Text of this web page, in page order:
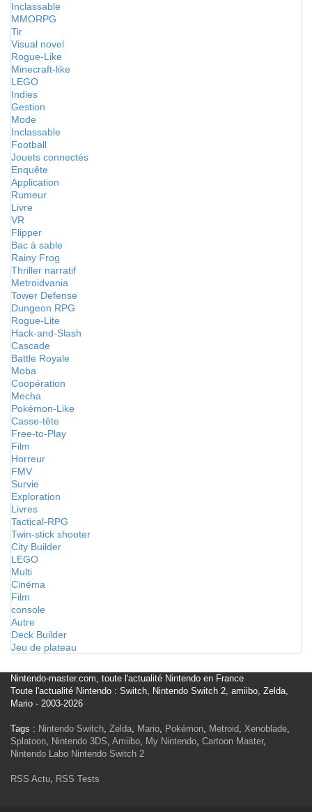
Inclassable
MMORPG
Tir
Visual novel
Rogue-Like
Minecraft-like
LEGO
Indies
Gestion
Mode
Inclassable
Football
Jouets connectés
Enquête
Application
Rumeur
Livre
VR
Flipper
Bac à sable
Rainy Frog
Thriller narratif
Metroidvania
Tower Defense
Dungeon RPG
Rogue-Lite
Hack-and-Slash
Cascade
Battle Royale
Moba
Coopération
Mecha
Pokémon-Like
Casse-tête
Free-to-Play
Film
Horreur
FMV
Survie
Exploration
Livres
Tactical-RPG
Twin-stick shooter
City Builder
LEGO
Multi
Cinéma
Film
console
Autre
Deck Builder
Jeu de plateau
Nintendo-master.com, toute l'actualité Nintendo en France
Toute l'actualité Nintendo : Switch, Nintendo Switch 2, amiibo, Zelda,
Mario - 2003-2026
Tags : Nintendo Switch, Zelda, Mario, Pokémon, Metroid, Xenoblade,
Splatoon, Nintendo 3DS, Amiibo, My Nintendo, Cartoon Master,
Nintendo Labo Nintendo Switch 2
RSS Actu, RSS Tests